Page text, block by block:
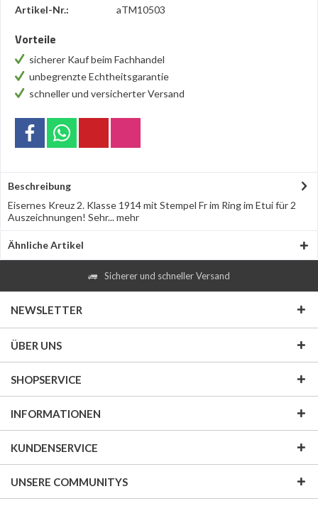
Artikel-Nr.: aTM10503
Vorteile
sicherer Kauf beim Fachhandel
unbegrenzte Echtheitsgarantie
schneller und versicherter Versand
Beschreibung
Eisernes Kreuz 2. Klasse 1914 mit Stempel Fr im Ring im Etui für 2
Auszeichnungen! Sehr...mehr
Ähnliche Artikel
Sicherer und schneller Versand
NEWSLETTER
ÜBER UNS
SHOPSERVICE
INFORMATIONEN
KUNDENSERVICE
UNSERE COMMUNITYS